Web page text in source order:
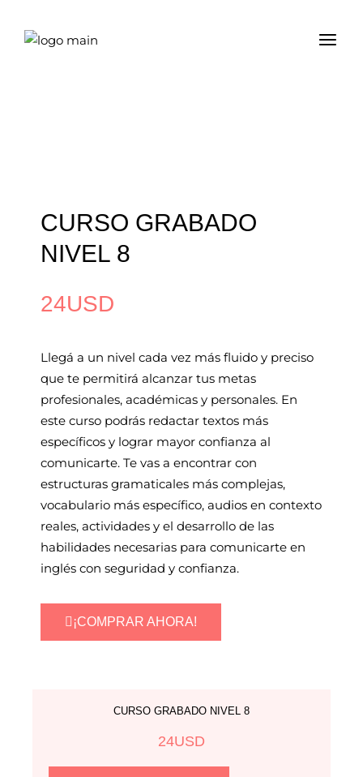
CURSO GRABADO
NIVEL 8
24USD
Llegá a un nivel cada vez más fluido y preciso
que te permitirá alcanzar tus metas
profesionales, académicas y personales. En
este curso podrás redactar textos más
específicos y lograr mayor confianza al
comunicarte. Te vas a encontrar con
estructuras gramaticales más complejas,
vocabulario más específico, audios en contexto
reales, actividades y el desarrollo de las
habilidades necesarias para comunicarte en
inglés con seguridad y confianza.
¡COMPRAR AHORA!
CURSO GRABADO NIVEL 8
24USD